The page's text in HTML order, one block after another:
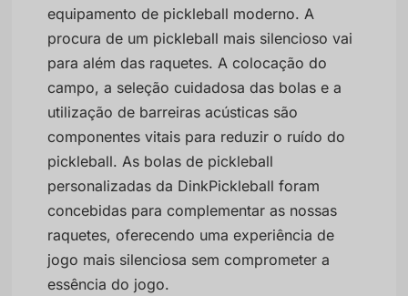
equipamento de pickleball moderno. A
procura de um pickleball mais silencioso vai
para além das raquetes. A colocação do
campo, a seleção cuidadosa das bolas e a
utilização de barreiras acústicas são
componentes vitais para reduzir o ruído do
pickleball. As bolas de pickleball
personalizadas da DinkPickleball foram
concebidas para complementar as nossas
raquetes, oferecendo uma experiência de
jogo mais silenciosa sem comprometer a
essência do jogo.